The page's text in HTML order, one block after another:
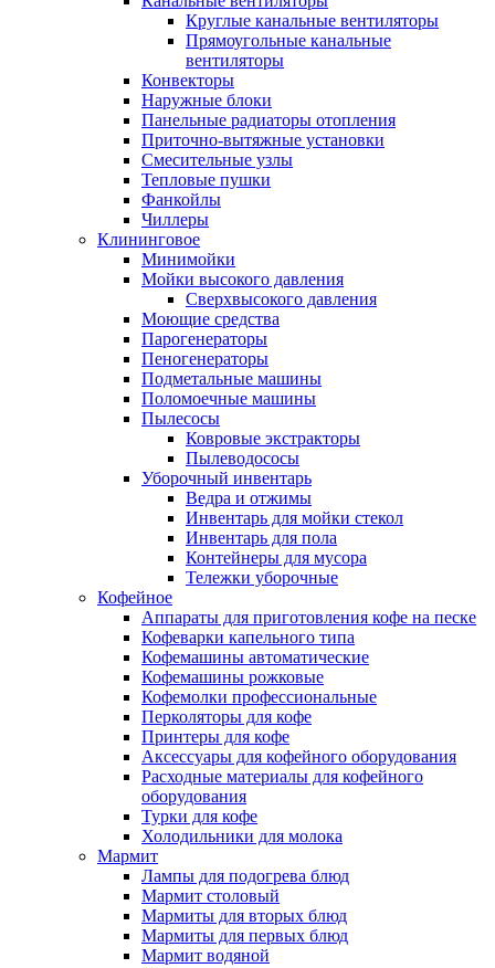
Круглые канальные вентиляторы
Прямоугольные канальные
вентиляторы
Конвекторы
Наружные блоки
Панельные радиаторы отопления
Приточно-вытяжные установки
Смесительные узлы
Тепловые пушки
Фанкойлы
Чиллеры
Клининговое
Минимойки
Мойки высокого давления
Сверхвысокого давления
Моющие средства
Парогенераторы
Пеногенераторы
Подметальные машины
Поломоечные машины
Пылесосы
Ковровые экстракторы
Пылеводососы
Уборочный инвентарь
Ведра и отжимы
Инвентарь для мойки стекол
Инвентарь для пола
Контейнеры для мусора
Тележки уборочные
Кофейное
Аппараты для приготовления кофе на песке
Кофеварки капельного типа
Кофемашины автоматические
Кофемашины рожковые
Кофемолки профессиональные
Перколяторы для кофе
Принтеры для кофе
Аксессуары для кофейного оборудования
Расходные материалы для кофейного
оборудования
Турки для кофе
Холодильники для молока
Мармит
Лампы для подогрева блюд
Мармит столовый
Мармиты для вторых блюд
Мармиты для первых блюд
Мармит водяной